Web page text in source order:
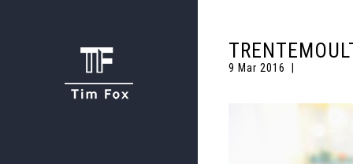
9 Mar 2016